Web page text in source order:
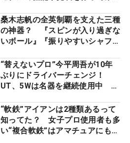
桑木志帆の全英制覇を支えた三種
の神器？ 『スピンが入り過ぎな
いボール』『振りやすいシャフ
ー』 #女子プロセッティング
“替えないプロ”今平周吾が10年
ぶりにドライバーチェンジ！
UT、5Wは名器を継続使用中 #
“軟鉄”アイアンは2種類あるって
知ってた？ 女子プロ使用者も多
い“複合軟鉄”はアマチュアにもオ